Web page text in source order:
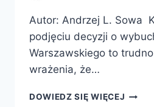
Autor: Andrzej L. Sowa
podjęciu decyzji o
Warszawskiego to
wrażenia, że…
DOWIEDZ SIĘ WIĘCEJ KTO